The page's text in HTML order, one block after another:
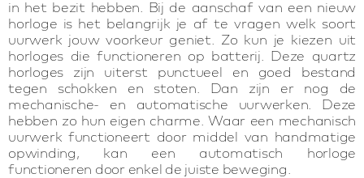
in het bezit hebben. Bij de aanschaf van een nieuw
horloge is het belangrijk je af te vragen welk soort
uurwerk jouw voorkeur geniet. Zo kun je kiezen uit
horloges die functioneren op batterij. Deze quartz
horloges zijn uiterst punctueel en goed bestand
tegen schokken en stoten. Dan zijn er nog de
mechanische- en automatische uurwerken. Deze
hebben zo hun eigen charme. Waar een mechanisch
uurwerk functioneert door middel van handmatige
opwinding, kan een automatisch horloge
functioneren door enkel de juiste beweging.